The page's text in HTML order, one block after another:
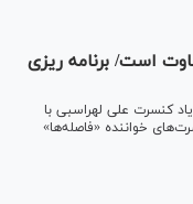
است/ برنامه ریزی
کنسرت علی لهراسبی با
خواننده «فاصله‌ها»